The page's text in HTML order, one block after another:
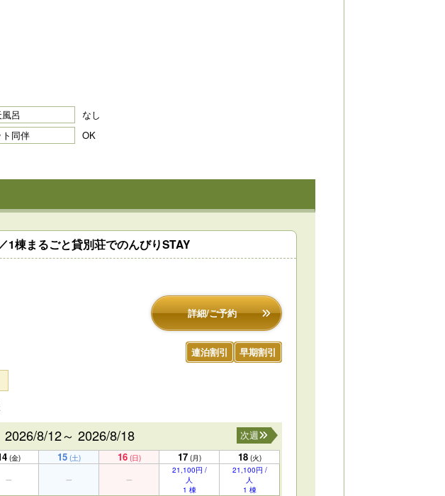
呂
なし
同伴 OK
棟まるごと貸別荘でのんびりSTAY
詳細/ご予約
連泊割引 早期割引
2026/8/12～ 2026/8/18
次週
(金) 15 (土) 16 (日) 17 (月) 18 (火)
21,100円 /
人
1 棟
21,100円 /
人
1 棟